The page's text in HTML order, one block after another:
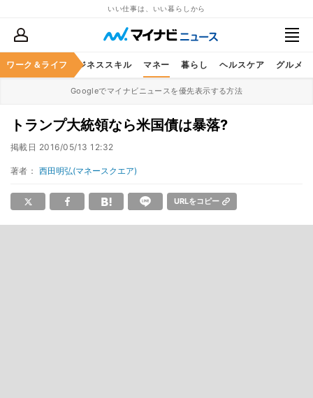
いい仕事は、いい暮らしから
ワーク＆ライフ
キャリア ビジネススキル マネー 暮らし ヘルスケア グルメ
Googleでマイナビニュースを優先表示する方法
トランプ大統領なら米国債は暴落?
掲載日 2016/05/13 12:32
著者： 西田明弘(マネースクエア)
URLをコピー